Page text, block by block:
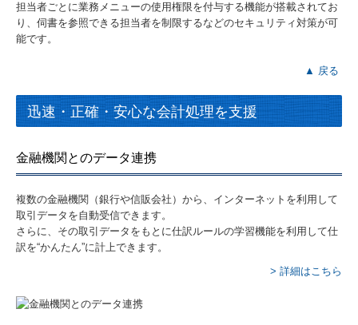
担当者ごとに業務メニューの使用権限を付与する機能が搭載されてお
り、伺書を参照できる担当者を制限するなどのセキュリティ対策が可
能です。
▲ 戻る
迅速・正確・安心な会計処理を支援
金融機関とのデータ連携
複数の金融機関（銀行や信販会社）から、インターネットを利用して
取引データを自動受信できます。
さらに、その取引データをもとに仕訳ルールの学習機能を利用して仕
訳を“かんたん”に計上できます。
> 詳細はこちら